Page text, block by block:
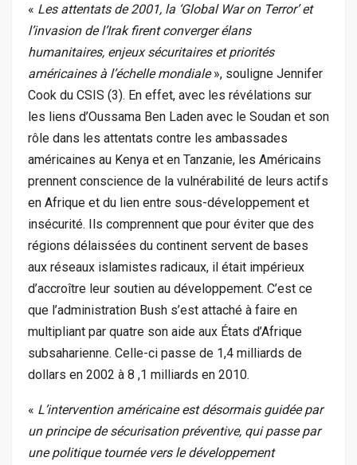
« Les attentats de 2001, la ‘Global War on Terror’ et
l’invasion de l’Irak firent converger élans
humanitaires, enjeux sécuritaires et priorités
américaines à l’échelle mondiale», souligne Jennifer
Cook du CSIS (3). En effet, avec les révélations sur
les liens d’Oussama Ben Laden avec le Soudan et son
rôle dans les attentats contre les ambassades
américaines au Kenya et en Tanzanie, les Américains
prennent conscience de la vulnérabilité de leurs actifs
en Afrique et du lien entre sous-développement et
insécurité. Ils comprennent que pour éviter que des
régions délaissées du continent servent de bases
aux réseaux islamistes radicaux, il était impérieux
d’accroître leur soutien au développement. C’est ce
que l’administration Bush s’est attaché à faire en
multipliant par quatre son aide aux États d’Afrique
subsaharienne. Celle-ci passe de 1,4 milliards de
dollars en 2002 à 8 ,1 milliards en 2010.
« L’intervention américaine est désormais guidée par
un principe de sécurisation préventive, qui passe par
une politique tournée vers le développement